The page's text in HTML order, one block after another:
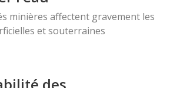
minières affectent gravement les
et souterraines